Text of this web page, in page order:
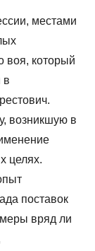
местами
воя, который
в
возникшую в
целях.
поставок
вряд ли